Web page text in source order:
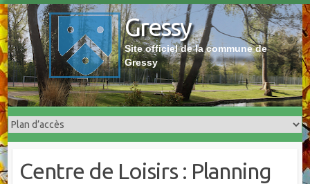
Skip
to
content
Gressy
Site officiel de la commune de
Gressy
Centre de Loisirs : Planning